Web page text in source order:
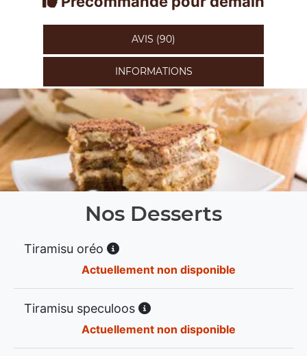
AVIS (90)
INFORMATIONS
Nos Desserts
Tiramisu oréo
Actuellement non disponible
Tiramisu speculoos
Actuellement non disponible